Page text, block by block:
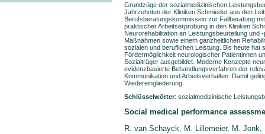
Grundzüge der sozialmedizinischen
Jahrzehnten der Kliniken Schmieder aus den
Berufsberatungskommission zur Fallberatung
praktischer Arbeitserprobung in den Kliniken
Neurorehabilitation an Leistungsbeurteilung
Maßnahmen sowie einem ganzheitlichen
sozialen und beruflichen Leistung. Bis heute hat
Fördermöglichkeit neurologischer Patientinnen
Sozialträger ausgebildet. Moderne Konzepte
evidenzbasierte Behandlungsverfahren der
Kommunikation und Arbeitsverhalten. Damit
Wiedereingliederung.
Schlüsselwörter: sozialmedizinische
Social medical performance
R. van Schayck, M. Lillemeier,